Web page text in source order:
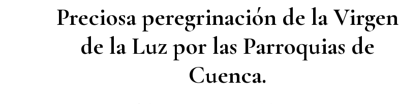
Preciosa peregrinación de la Virgen
de la Luz por las Parroquias de
Cuenca.